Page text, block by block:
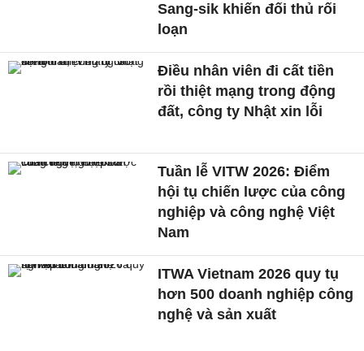
Sang-sik khiến đối thủ rối
loạn
Điều nhân viên đi cất tiền
rồi thiệt mạng trong động
đất, công ty Nhật xin lỗi
Tuần lễ VITW 2026: Điểm
hội tụ chiến lược của công
nghiệp và công nghệ Việt
Nam
ITWA Vietnam 2026 quy tụ
hơn 500 doanh nghiệp công
nghệ và sản xuất